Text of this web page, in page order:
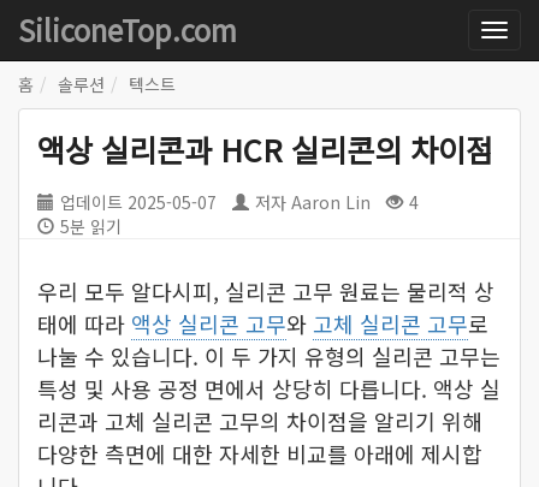
SiliconeTop.com
홈 솔루션 텍스트
액상 실리콘과 HCR 실리콘의 차이점
업데이트 2025-05-07 저자 Aaron Lin
4
5분 읽기
우리 모두 알다시피, 실리콘 고무 원료는 물리적 상
태에 따라 액상 실리콘 고무와 고체 실리콘 고무로
나눌 수 있습니다. 이 두 가지 유형의 실리콘 고무는
특성 및 사용 공정 면에서 상당히 다릅니다. 액상 실
리콘과 고체 실리콘 고무의 차이점을 알리기 위해
다양한 측면에 대한 자세한 비교를 아래에 제시합